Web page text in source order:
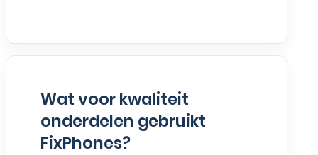
Wat voor kwaliteit
onderdelen gebruikt
FixPhones?